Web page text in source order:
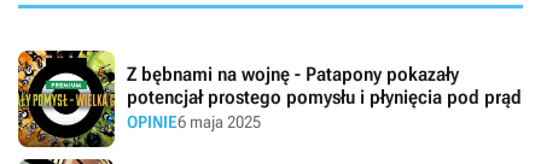
Z bębnami na wojnę - Patapony pokazały
potencjał prostego pomysłu i płynięcia pod prąd
OPINIE6 maja 2025